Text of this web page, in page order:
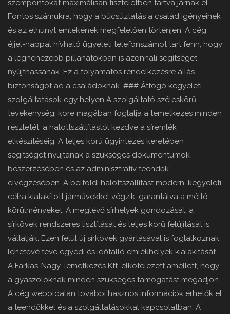
szempontokat maximálisan tiszteletben tartva járnak el.
Fontos számukra, hogy a búcsúztatás a család igényeinek
és az elhunyt emlékének megfelelően történjen. A cég
éjjel-nappal hívható ügyeleti telefonszámot tart fenn, hogy
a legnehezebb pillanatokban is azonnali segítséget
nyújthassanak. Ez a folyamatos rendelkezésre állás
biztonságot ad a családoknak. ### Átfogó kegyeleti
szolgáltatások egy helyen A szolgáltató széleskörű
tevékenységi köre magában foglalja a temetkezés minden
részletét, a halottszállítástól kezdve a síremlék
elkészítéséig. A teljes körű ügyintézés keretében
segítséget nyújtanak a szükséges dokumentumok
beszerzésében és az adminisztratív teendők
elvégzésében. A belföldi halottszállítást modern, kegyeleti
célra kialakított járművekkel végzik, garantálva a méltó
körülményeket. A meglévő sírhelyek gondozását, a
sírkövek rendszeres tisztítását és teljes körű felújítását is
vállalják. Ezen felül új sírkövek gyártásával is foglalkoznak,
lehetővé téve egyedi és időtálló emlékhelyek kialakítását.
A Farkas-Nagy Temetkezés Kft. elkötelezett amellett, hogy
a gyászolóknak minden szükséges támogatást megadjon.
A cég weboldalán további hasznos információk érhetők el
a teendőkkel és a szolgáltatásokkal kapcsolatban. A